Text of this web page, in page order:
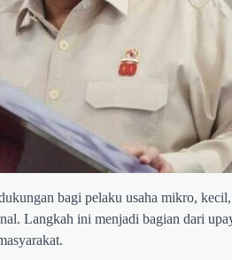
bagi pelaku usaha mikro,
Langkah ini menjadi bagian dari